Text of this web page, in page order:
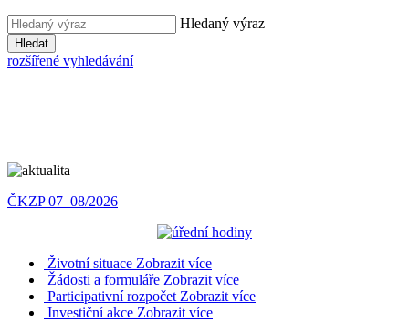
Hledaný výraz
Hledat
rozšířené vyhledávání
ČKZP 07–08/2026
Životní situace Zobrazit více
Žádosti a formuláře Zobrazit více
Participativní rozpočet Zobrazit více
Investiční akce Zobrazit více